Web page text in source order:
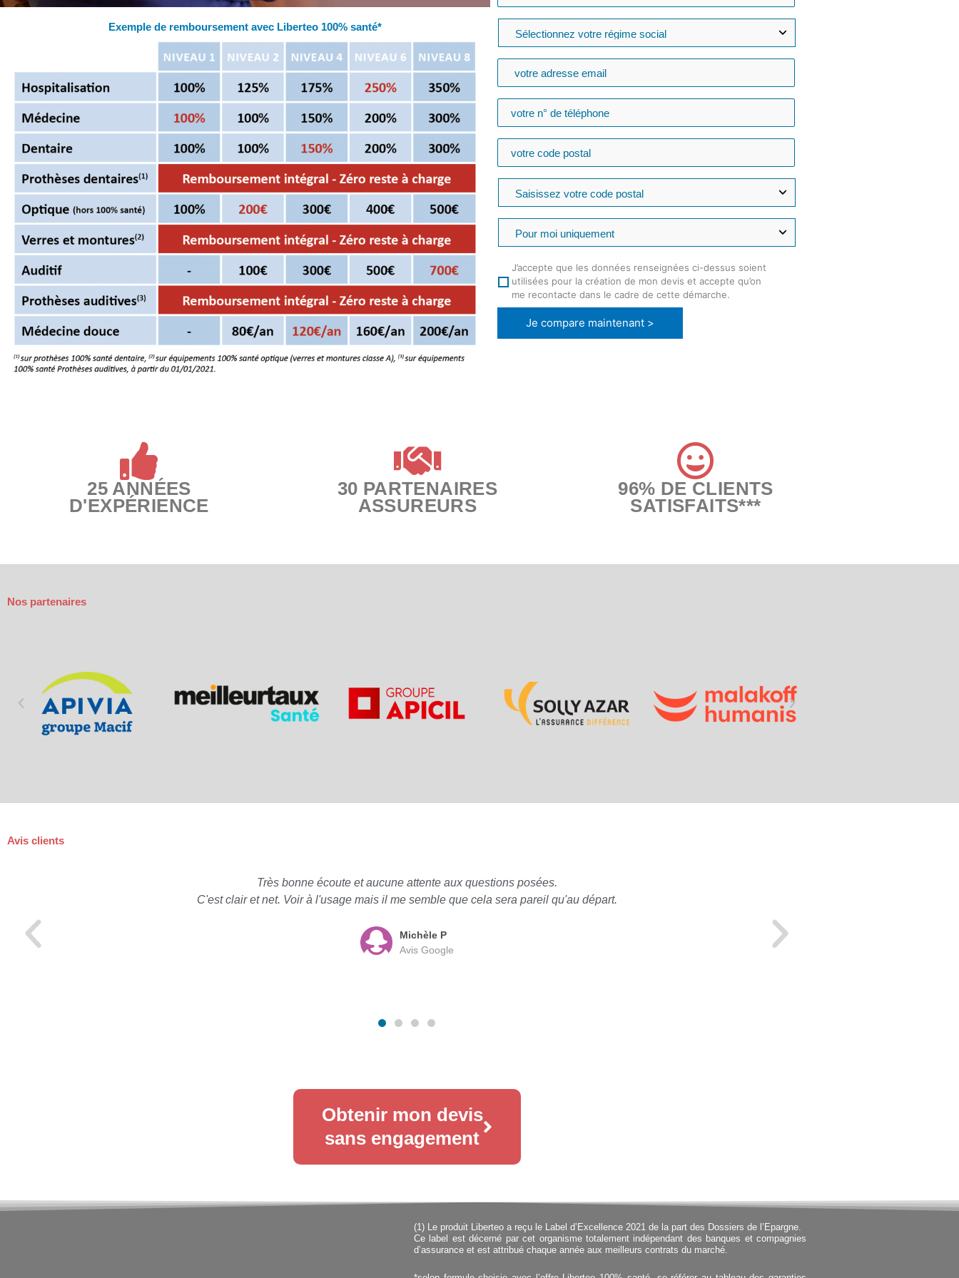
Exemple de remboursement avec Liberteo 100% santé*
J’accepte que les données renseignées ci-dessus soient
utilisées pour la création de mon devis et accepte qu’on
me recontacte dans le cadre de cette démarche.
Je compare maintenant >
25 ANNÉES
D'EXPÉRIENCE
30 PARTENAIRES
ASSUREURS
96% DE CLIENTS
SATISFAITS***
Nos partenaires
Avis clients
Très bonne écoute et aucune attente aux questions posées.
C'est clair et net. Voir à l'usage mais il me semble que cela sera pareil qu'au départ.
Michèle P
Avis Google
Obtenir mon devis
sans engagement
(1) Le produit Liberteo a reçu le Label d’Excellence 2021 de la part des Dossiers de l’Epargne.
Ce label est décerné par cet organisme totalement indépendant des banques et compagnies
d’assurance et est attribué chaque année aux meilleurs contrats du marché.